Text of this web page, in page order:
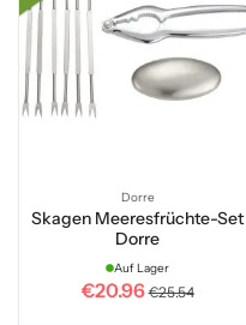
Dorre
Skagen Meeresfrüchte-Set
Dorre
Auf Lager
€20.96 €25.54